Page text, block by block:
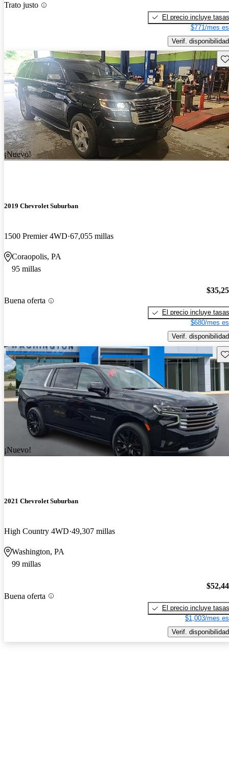
Trato justo
El precio incluye tasas
$771/mes
Verif. disponibilidad
¡Nuevo!
2019 Chevrolet Suburban
1500 Premier 4WD 67,055 millas
Coraopolis, PA
95 millas
Buena oferta
El precio incluye tasas
$680/mes
Verif. disponibilidad
¡Nuevo!
2021 Chevrolet Suburban
High Country 4WD 49,307 millas
Washington, PA
99 millas
Buena oferta
El precio incluye tasas
$1,003/mes
Verif. disponibilidad